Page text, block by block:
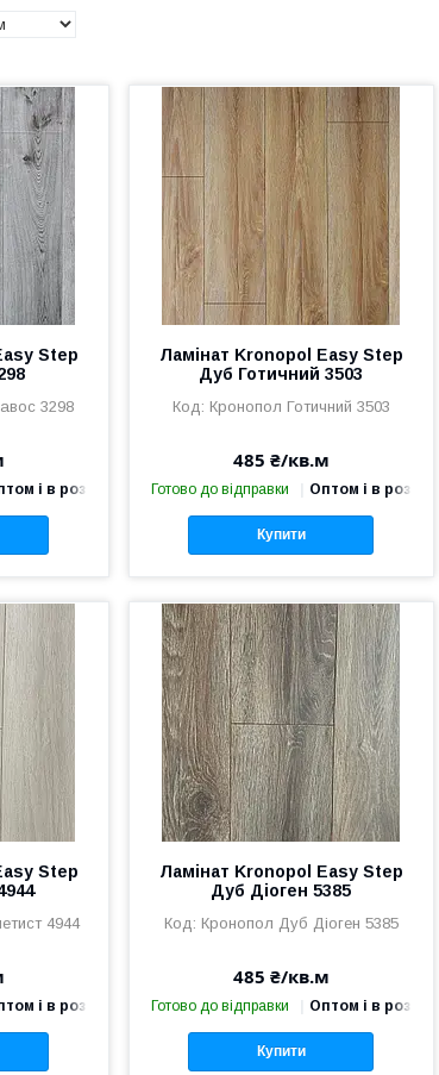
Step
3298
і в роздріб
Ламінат Kronopol Easy Step
Дуб Готичний 3503
Кронопол Готичний 3503
485 ₴/кв.м
Готово до відправки Оптом і в роздріб
Купити
Step
4944
і в роздріб
Ламінат Kronopol Easy Step
Дуб Діоген 5385
Кронопол Дуб Діоген 5385
485 ₴/кв.м
Готово до відправки Оптом і в роздріб
Купити